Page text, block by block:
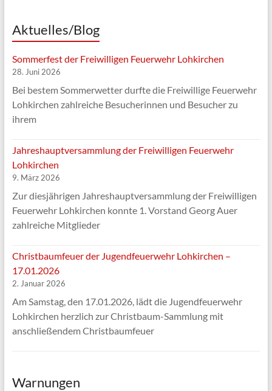
Aktuelles/Blog
Sommerfest der Freiwilligen Feuerwehr Lohkirchen
28. Juni 2026
Bei bestem Sommerwetter durfte die Freiwillige Feuerwehr
Lohkirchen zahlreiche Besucherinnen und Besucher zu
ihrem
Jahreshauptversammlung der Freiwilligen Feuerwehr
Lohkirchen
9. März 2026
Zur diesjährigen Jahreshauptversammlung der Freiwilligen
Feuerwehr Lohkirchen konnte 1. Vorstand Georg Auer
zahlreiche Mitglieder
Christbaumfeuer der Jugendfeuerwehr Lohkirchen –
17.01.2026
2. Januar 2026
Am Samstag, den 17.01.2026, lädt die Jugendfeuerwehr
Lohkirchen herzlich zur Christbaum-Sammlung mit
anschließendem Christbaumfeuer
Warnungen